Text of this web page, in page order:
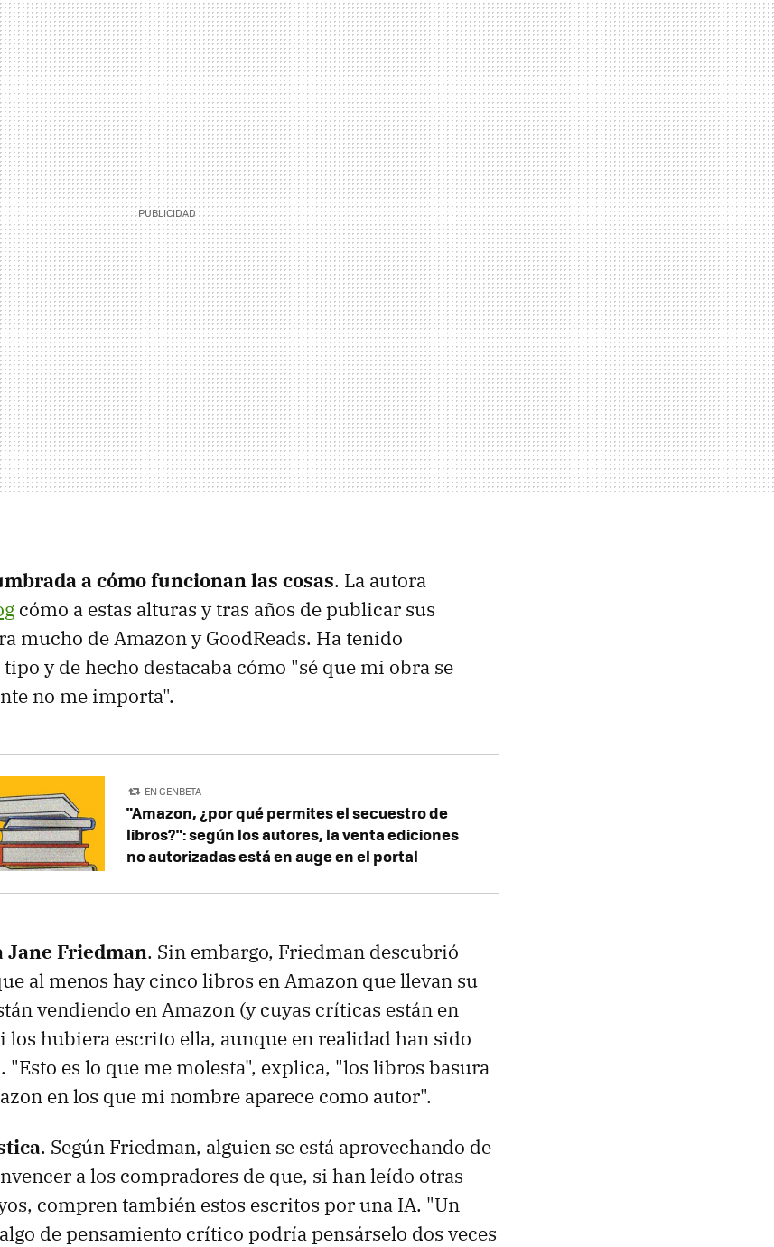
a cómo funcionan las cosas. La autora
cómo a estas alturas y tras años de publicar sus
mucho de Amazon y GoodReads. Ha tenido
y de hecho destacaba cómo "sé que mi obra se
no me importa".
EN GENBETA
"Amazon, ¿por qué permites el secuestro de
libros?": según los autores, la venta ediciones
no autorizadas está en auge en el portal
Jane Friedman. Sin embargo, Friedman descubrió
al menos hay cinco libros en Amazon que llevan su
vendiendo en Amazon (y cuyas críticas están en
los hubiera escrito ella, aunque en realidad han sido
"Esto es lo que me molesta", explica, "los libros basura
en los que mi nombre aparece como autor".
. Según Friedman, alguien se está aprovechando de
a los compradores de que, si han leído otras
compren también estos escritos por una IA. "Un
de pensamiento crítico podría pensárselo dos veces